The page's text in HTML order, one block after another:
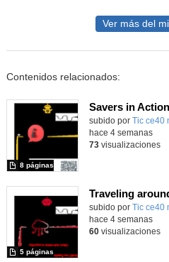
Ver más del
Contenidos relacionados:
subido por Tic ce40
8 páginas
hace 4 semanas
73visualizaciones
Traveling
subido por Tic ce40
5 páginas
hace 4 semanas
60visualizaciones